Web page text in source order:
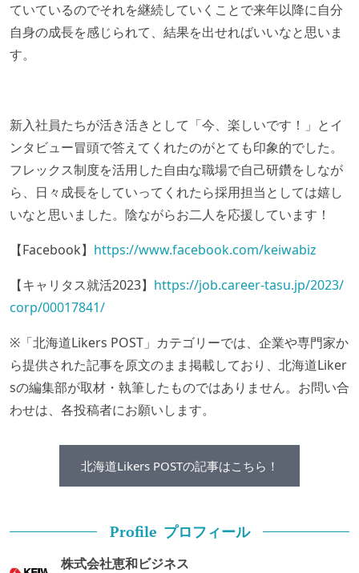
ていているのでそれを継続していくことで来年以降に自分
自身の成長を感じられて、結果を出せればいいなと思いま
す。
新入社員たちが活き活きとして「今、楽しいです！」とイ
ンタビュー冒頭で答えてくれたのがとても印象的でした。
フレックス制度を活用した自由な職場で自己研鑽をしなが
ら、日々成長をしていってくれたら採用担当としては嬉し
いなと思いました。陰ながらお二人を応援しています！
【Facebook】 https://www.facebook.com/keiwabiz
【キャリタス就活2023】 https://job.career-tasu.jp/2023/
corp/00017841/
※「北海道Likers POST」カテゴリーでは、企業や専門家か
ら提供された記事を原文のまま掲載しており、北海道Liker
sの編集部が取材・執筆したものではありません。お問い合
わせは、各投稿者にお願いします。
北海道Likers POSTの記事はこちら！
Profile プロフィール
株式会社恵和ビジネス